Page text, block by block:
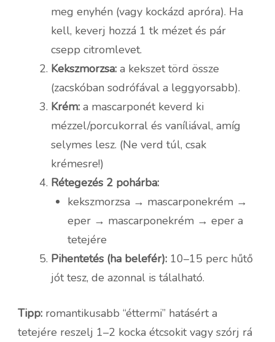
meg enyhén (vagy kockázd apróra). Ha
kell, keverj hozzá 1 tk mézet és pár
csepp citromlevet.
Kekszmorzsa: a kekszet törd össze
(zacskóban sodrófával a leggyorsabb).
Krém: a mascarponét keverd ki
mézzel/porcukorral és vaníliával, amíg
selymes lesz. (Ne verd túl, csak
krémesre!)
Rétegezés 2 pohárba:
kekszmorzsa → mascarponekrém →
eper → mascarponekrém → eper a
tetejére
Pihentetés (ha belefér): 10–15 perc hűtő
jót tesz, de azonnal is tálalható.
Tipp: romantikusabb “éttermi” hatásért a
tetejére reszelj 1–2 kocka étcsokit vagy szórj rá